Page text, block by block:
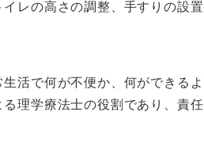
レの高さの調整、手すりの設
活で何が不便か、何ができる
理学療法士の役割であり、責